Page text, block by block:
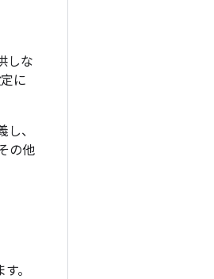
しな
に
、
の他
。